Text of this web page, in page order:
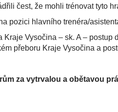
čest, že mohli trénovat tyto
pozici hlavního trenéra/
Kraje Vysočina – sk. A –
přeboru Kraje Vysočina a
za vytrvalou a obětavou